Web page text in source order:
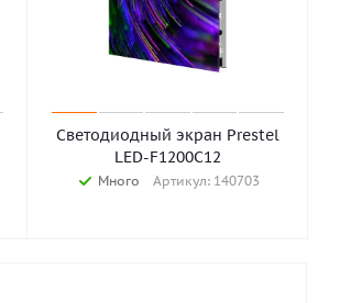
Светодиодный экран Prestel
LED-F1200С12
Много Артикул: 140703